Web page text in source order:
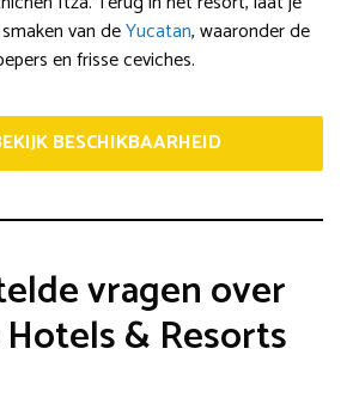
van deYucatan, waaronder de
en frisse ceviches.
BESCHIKBAARHEID
vragen over
& Resorts